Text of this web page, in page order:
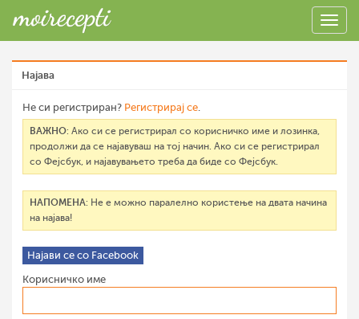
Најава
Не си регистриран? Регистрирај се.
ВАЖНО: Ако си се регистрирал со корисничко име и лозинка,
продолжи да се најавуваш на тој начин. Ако си се регистрирал
со Фејсбук, и најавувањето треба да биде со Фејсбук.
НАПОМЕНА: Не е можно паралелно користење на двата начина
на најава!
Најави се со Facebook
Корисничко име